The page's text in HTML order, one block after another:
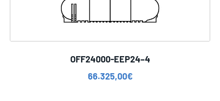
OFF24000-EEP24–4
66.325,00€